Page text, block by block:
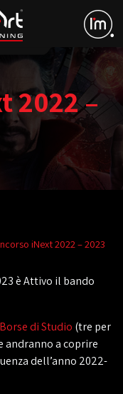
2022 –
iNext 2022 – 2023
è Attivo il bando
Borse di Studio (tre per
andranno a coprire
dell’anno 2022-